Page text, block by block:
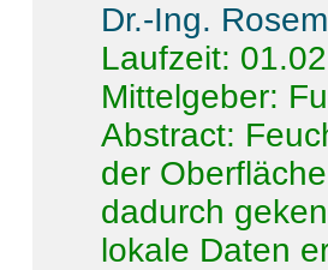
Dr.-Ing.
Laufzeit:
Mittelgeber:
Abstract:
der
dadurch
lokale Daten